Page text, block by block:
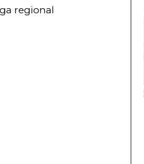
regional